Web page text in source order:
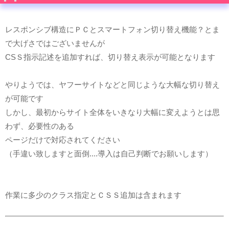
レスポンシブ構造にＰＣとスマートフォン切り替え機能？とま
で大げさではございませんが
CSＳ指示記述を追加すれば、切り替え表示が可能となります
やりようでは、ヤフーサイトなどと同じような大幅な切り替え
が可能です
しかし、最初からサイト全体をいきなり大幅に変えようとは思
わず、必要性のある
ページだけで対応されてください
（手違い致しますと面倒....導入は自己判断でお願いします）
作業に多少のクラス指定とＣＳＳ追加は含まれます